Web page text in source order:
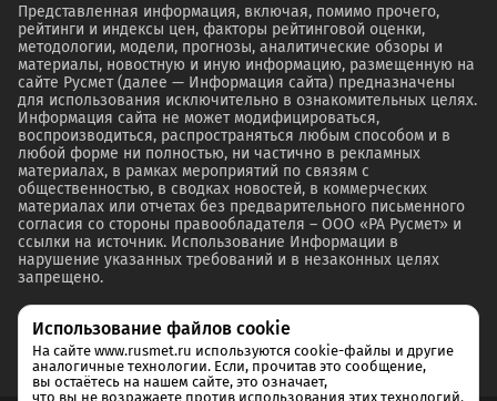
Представленная информация, включая, помимо прочего,
рейтинги и индексы цен, факторы рейтинговой оценки,
методологии, модели, прогнозы, аналитические обзоры и
материалы, новостную и иную информацию, размещенную на
сайте Русмет (далее — Информация сайта) предназначены
для использования исключительно в ознакомительных целях.
Информация сайта не может модифицироваться,
воспроизводиться, распространяться любым способом и в
любой форме ни полностью, ни частично в рекламных
материалах, в рамках мероприятий по связям с
общественностью, в сводках новостей, в коммерческих
материалах или отчетах без предварительного письменного
согласия со стороны правообладателя – ООО «РА Русмет» и
ссылки на источник. Использование Информации в
нарушение указанных требований и в незаконных целях
запрещено.
Использование файлов cookie
На сайте www.rusmet.ru используются cookie-файлы и другие
аналогичные технологии. Если, прочитав это сообщение,
вы остаётесь на нашем сайте, это означает,
что вы не возражаете против использования этих технологий.